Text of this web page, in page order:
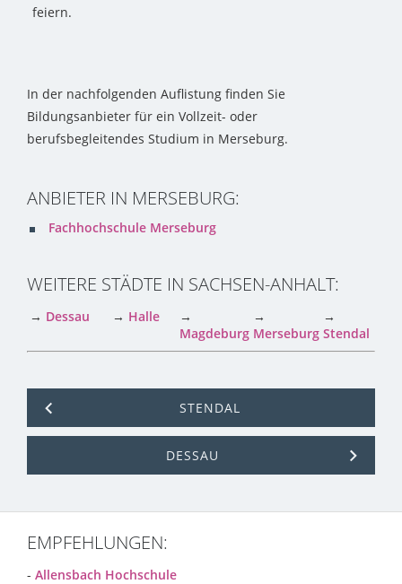
feiern.
In der nachfolgenden Auflistung finden Sie
Bildungsanbieter für ein Vollzeit- oder
berufsbegleitendes Studium in Merseburg.
ANBIETER IN MERSEBURG:
Fachhochschule Merseburg
WEITERE STÄDTE IN SACHSEN-ANHALT:
→ Dessau → Halle
→
Magdeburg
→
Merseburg
→
Stendal
STENDAL
DESSAU
EMPFEHLUNGEN:
- Allensbach Hochschule